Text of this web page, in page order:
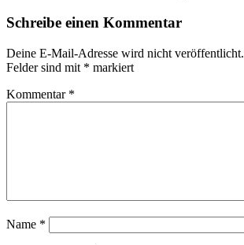
Schreibe einen Kommentar
Deine E-Mail-Adresse wird nicht veröffentlicht.
Felder sind mit * markiert
Kommentar *
Name *